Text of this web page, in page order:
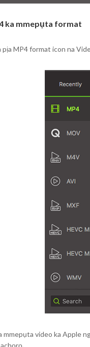
ka mmepụta format
MP4 format icon na
video ka Apple